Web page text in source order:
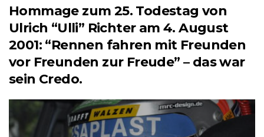
Hommage zum 25. Todestag von
Ulrich “Ulli” Richter am 4. August
2001: “Rennen fahren mit Freunden
vor Freunden zur Freude” – das war
sein Credo.